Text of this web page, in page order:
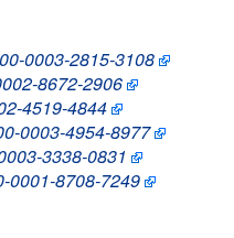
0003-2815-3108
8672-2906
4519-4844
0003-4954-8977
3338-0831
0001-8708-7249